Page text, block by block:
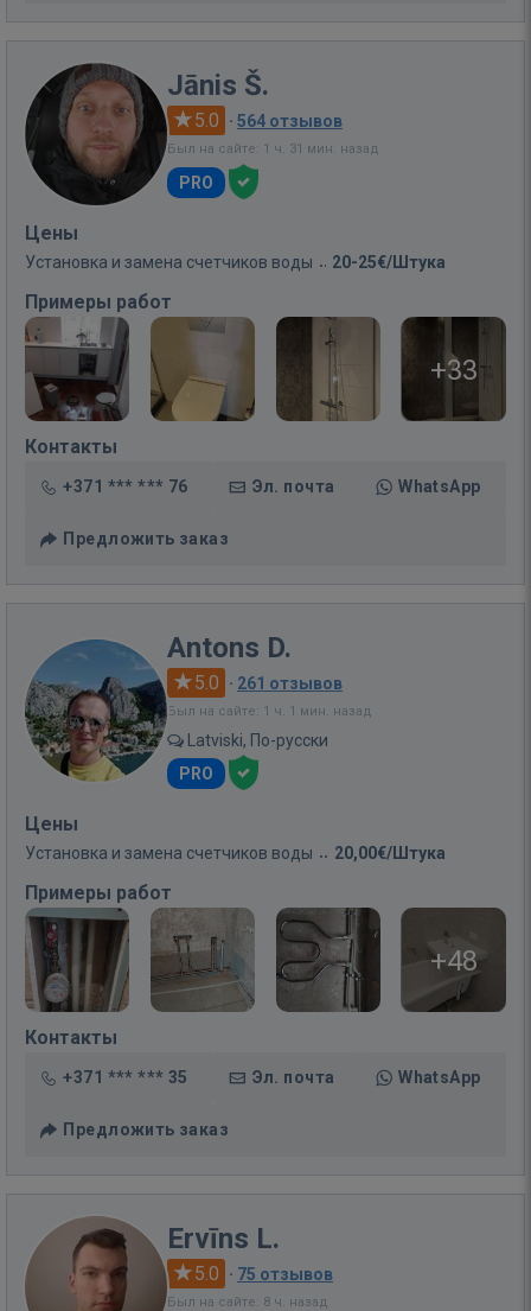
Jānis Š.
5.0 · 564 отзывов
Был на сайте: 1 ч. 31 мин. назад
PRO
Цены
Установка и замена счетчиков воды 20-25€/Штука
Примеры работ
+33
Контакты
+371 *** *** 76 Эл. почта WhatsApp
Предложить заказ
Antons D.
5.0 · 261 отзывов
Был на сайте: 1 ч. 1 мин. назад
Latviski, По-русски
PRO
Цены
Установка и замена счетчиков воды 20,00€/Штука
Примеры работ
+48
Контакты
+371 *** *** 35 Эл. почта WhatsApp
Предложить заказ
Ervīns L.
5.0 · 75 отзывов
Был на сайте: 8 ч. назад